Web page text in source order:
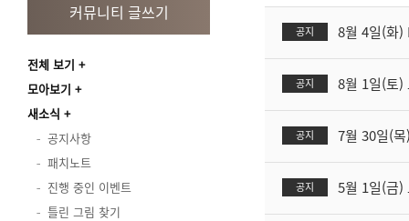
커뮤니티 글쓰기
전체 보기
모아보기
새소식
공지사항
패치노트
진행 중인 이벤트
틀린 그림 찾기
공지 8월 4일(화)
공지 8월 1일(토)
공지 7월 30일(
공지 5월 1일(금)